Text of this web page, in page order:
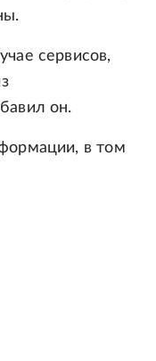
сервисов,
он.
в том